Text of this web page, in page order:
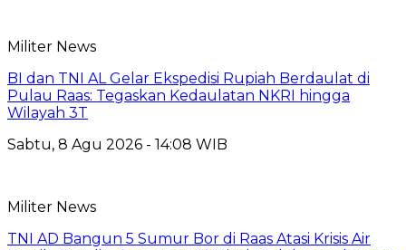
Militer News
BI dan TNI AL Gelar Ekspedisi Rupiah Berdaulat di
Pulau Raas: Tegaskan Kedaulatan NKRI hingga
Wilayah 3T
Sabtu, 8 Agu 2026 - 14:08 WIB
Militer News
TNI AD Bangun 5 Sumur Bor di Raas Atasi Krisis Air